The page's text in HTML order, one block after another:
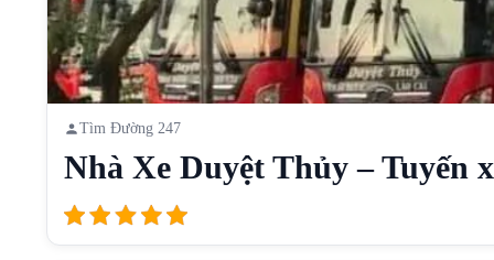
Tìm Đường 247
Nhà Xe Duyệt Thủy – Tuyến